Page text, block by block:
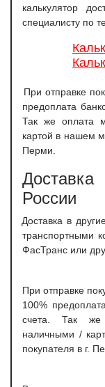
калькулятор
специалисту по
При отправке
предоплата
Так же оплата
картой в нашем
Перми.
России
Доставка в
транспортными
ФасТранс или
При отправке
100%
счета. Так же
наличными /
покупателя в г.